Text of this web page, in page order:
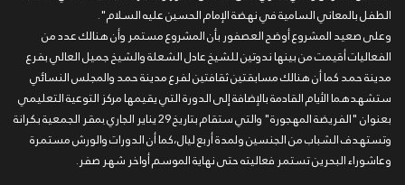
الطفل بالمعاني السامية في نهضة الإمام الحسين عليه السلام".
وعلى صعيد المشروع أوضح العصفور بأن المشروع مستمر وأن هنالك عدد من
الفعاليات أقيمت من بينها ندوتين للشيخ عادل الشعلة والشيخ جميل العالي بفرع
مدينة حمد كما أن هنالك مسابقتين ثقافتين لفرع مدينة حمد والمجلس النسائي
ستشهدهما الأيام القادمة بالإضافة إلى الدورة التي يقيمها مركز التوعية التعليمي
بعنوان "الفريضة المهجورة" والتي ستقام بتاريخ 29 يناير الجاري بمقر الجمعية بكرانة
وتستهدف الشباب من الجنسين ولمدة أربع ليال،كما أن الدورات والورش مستمرة
وعاشوراء البحرين تستمر فعاليته حتى نهاية الموسم أواخر شهر صفر.